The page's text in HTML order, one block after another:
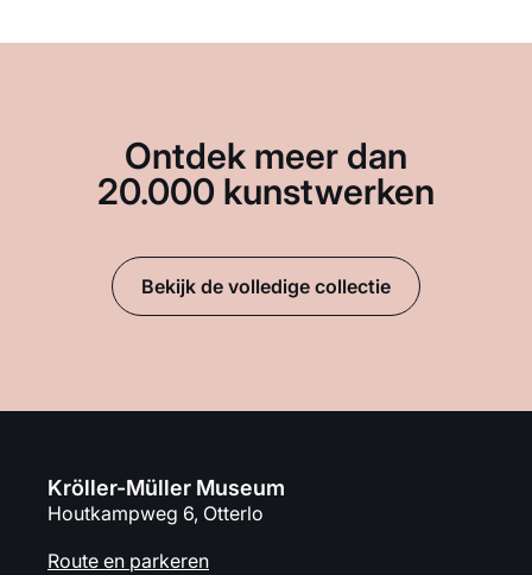
Ontdek meer dan
20.000 kunstwerken
Bekijk de volledige collectie
Kröller-Müller Museum
Houtkampweg 6, Otterlo
Route en parkeren